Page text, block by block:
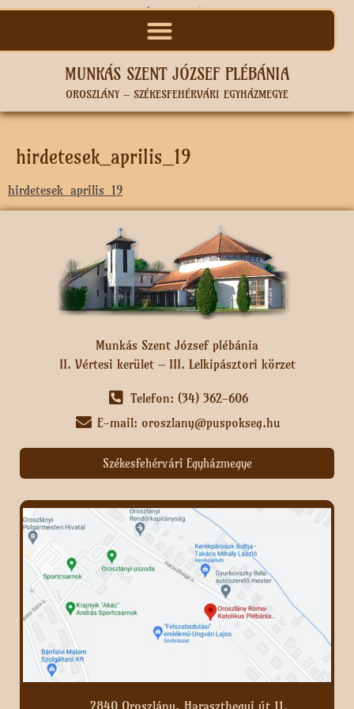
MUNKÁS SZENT JÓZSEF PLÉBÁNIA
OROSZLÁNY – SZÉKESFEHÉRVÁRI EGYHÁZMEGYE
hirdetesek_aprilis_19
hirdetesek_aprilis_19
Munkás Szent József plébánia
II. Vértesi kerület – III. Lelkipásztori körzet
Telefon: (34) 362-606
E-mail: oroszlany@puspokseg.hu
Székesfehérvári Egyházmegye